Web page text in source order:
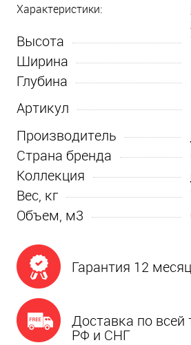
Характеристики:
Высота
Ширина
Глубина
Артикул
Производитель
Страна бренда
Коллекция
Вес, кг
Объем, м3
Гарантия 12
Доставка по всей
РФ и СНГ